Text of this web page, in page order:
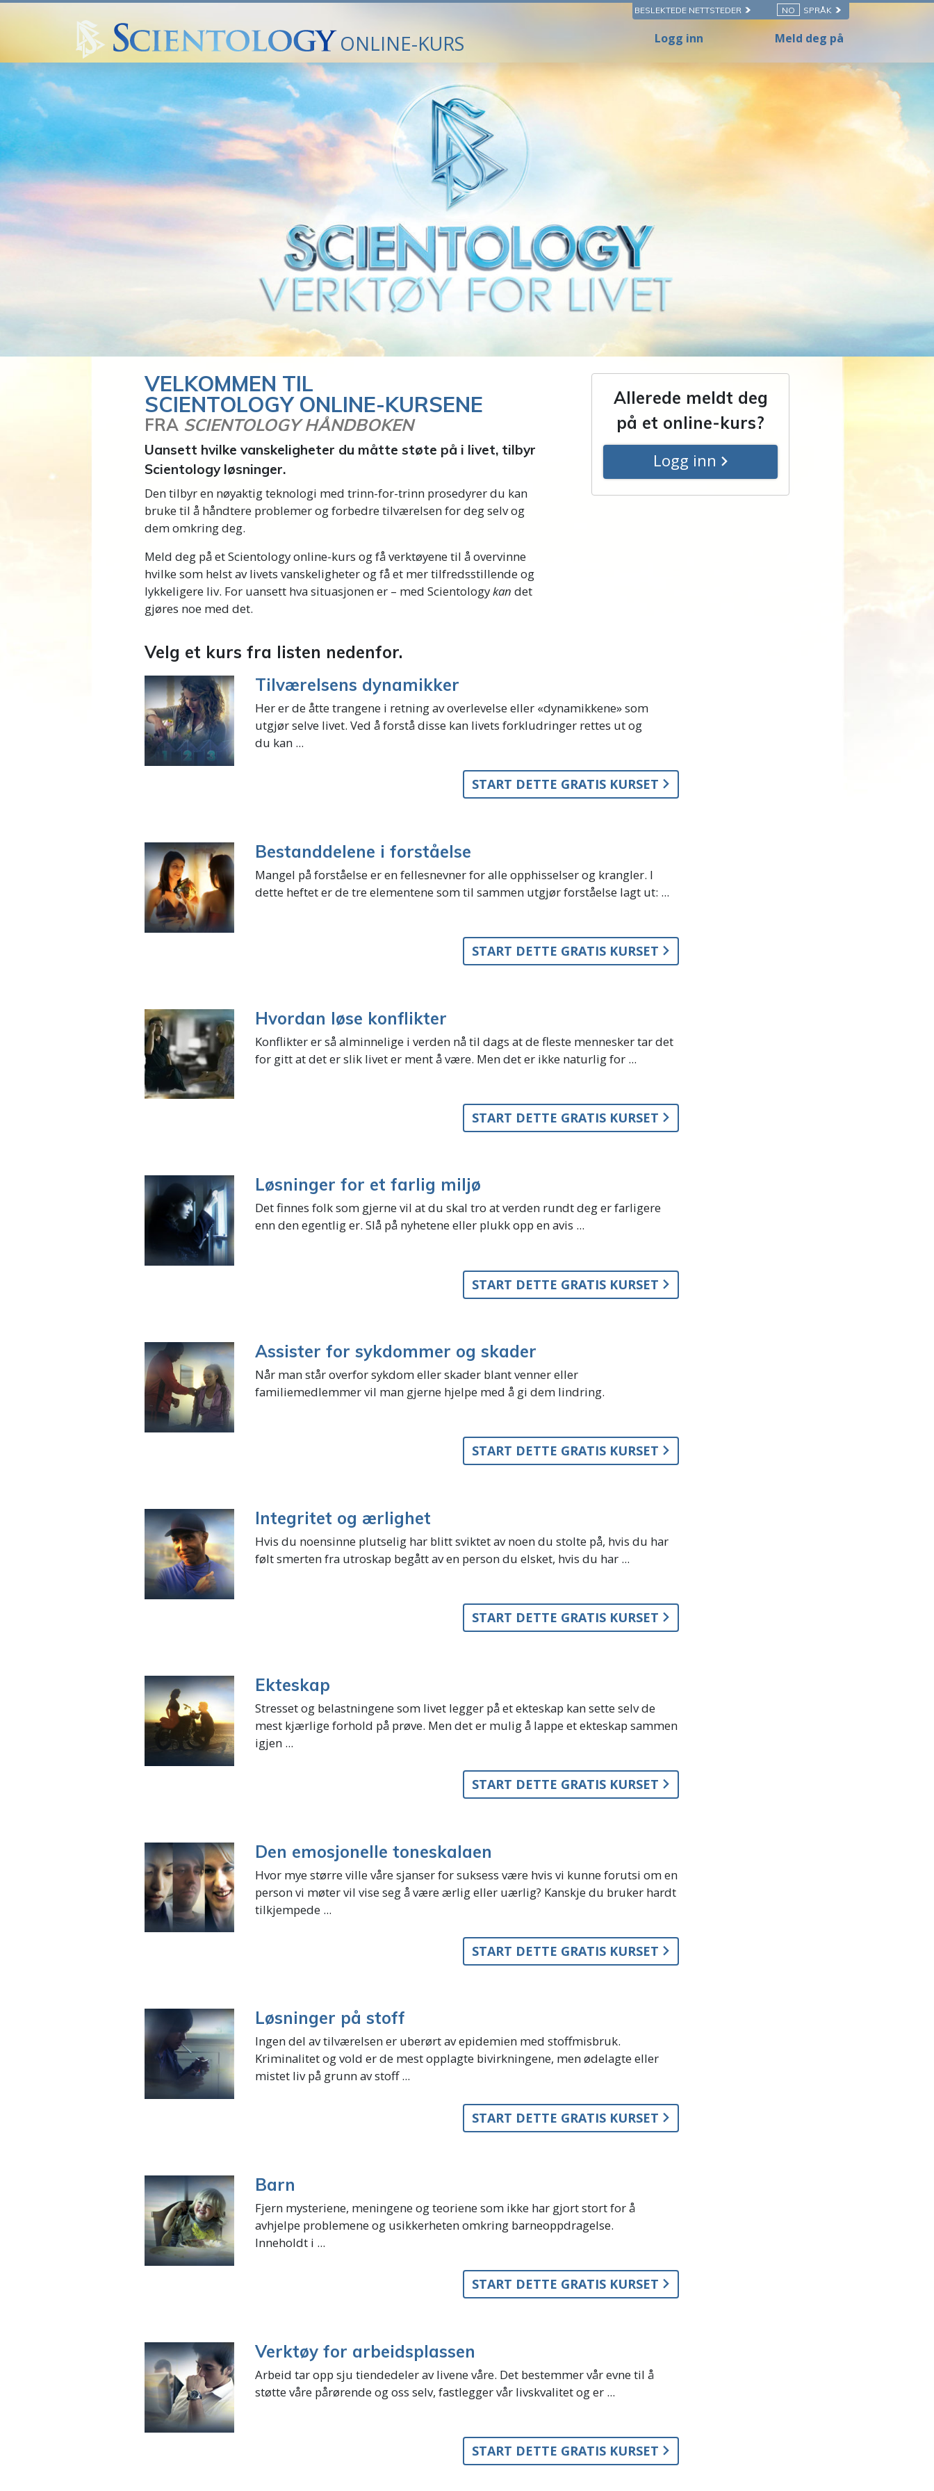
BESLEKTEDE NETTSTEDER NO SPRÅK
ONLINE-KURS Logg inn Meld deg på
VELKOMMEN TIL
SCIENTOLOGY ONLINE-KURSENE
FRA SCIENTOLOGY HÅNDBOKEN
Uansett hvilke vanskeligheter du måtte støte på i livet, tilbyr
Scientology løsninger.
Den tilbyr en nøyaktig teknologi med trinn-for-trinn prosedyrer du kan
bruke til å håndtere problemer og forbedre tilværelsen for deg selv og
dem omkring deg.
Meld deg på et Scientology online-kurs og få verktøyene til å overvinne
hvilke som helst av livets vanskeligheter og få et mer tilfredsstillende og
lykkeligere liv. For uansett hva situasjonen er – med Scientologykan det
gjøres noe med det.
Allerede meldt deg
på et online-kurs?
Logg inn
Velg et kurs fra listen nedenfor.
Tilværelsens dynamikker
Her er de åtte trangene i retning av overlevelse eller «dynamikkene» som
utgjør selve livet. Ved å forstå disse kan livets forkludringer rettes ut og
du kan ...
START DETTE GRATIS KURSET
Bestanddelene i forståelse
Mangel på forståelse er en fellesnevner for alle opphisselser og krangler. I
dette heftet er de tre elementene som til sammen utgjør forståelse lagt ut: ...
START DETTE GRATIS KURSET
Hvordan løse konflikter
Konflikter er så alminnelige i verden nå til dags at de fleste mennesker tar det
for gitt at det er slik livet er ment å være. Men det er ikke naturlig for ...
START DETTE GRATIS KURSET
Løsninger for et farlig miljø
Det finnes folk som gjerne vil at du skal tro at verden rundt deg er farligere
enn den egentlig er. Slå på nyhetene eller plukk opp en avis ...
START DETTE GRATIS KURSET
Assister for sykdommer og skader
Når man står overfor sykdom eller skader blant venner eller
familiemedlemmer vil man gjerne hjelpe med å gi dem lindring.
START DETTE GRATIS KURSET
Integritet og ærlighet
Hvis du noensinne plutselig har blitt sviktet av noen du stolte på, hvis du har
følt smerten fra utroskap begått av en person du elsket, hvis du har ...
START DETTE GRATIS KURSET
Ekteskap
Stresset og belastningene som livet legger på et ekteskap kan sette selv de
mest kjærlige forhold på prøve. Men det er mulig å lappe et ekteskap sammen
igjen ...
START DETTE GRATIS KURSET
Den emosjonelle toneskalaen
Hvor mye større ville våre sjanser for suksess være hvis vi kunne forutsi om en
person vi møter vil vise seg å være ærlig eller uærlig? Kanskje du bruker hardt
tilkjempede ...
START DETTE GRATIS KURSET
Løsninger på stoff
Ingen del av tilværelsen er uberørt av epidemien med stoffmisbruk.
Kriminalitet og vold er de mest opplagte bivirkningene, men ødelagte eller
mistet liv på grunn av stoff ...
START DETTE GRATIS KURSET
Barn
Fjern mysteriene, meningene og teoriene som ikke har gjort stort for å
avhjelpe problemene og usikkerheten omkring barneoppdragelse.
Inneholdt i ...
START DETTE GRATIS KURSET
Verktøy for arbeidsplassen
Arbeid tar opp sju tiendedeler av livene våre. Det bestemmer vår evne til å
støtte våre pårørende og oss selv, fastlegger vår livskvalitet og er ...
START DETTE GRATIS KURSET